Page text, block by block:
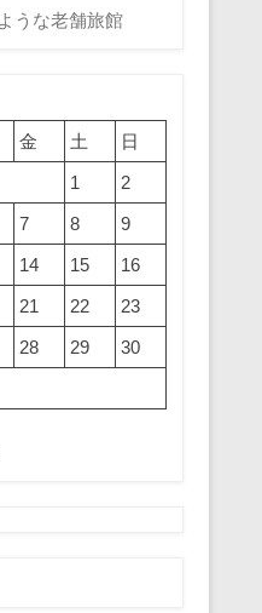
うな老舗旅館
金 土
日
1
2
7 8
9
14 15
16
21 22
23
28 29
30